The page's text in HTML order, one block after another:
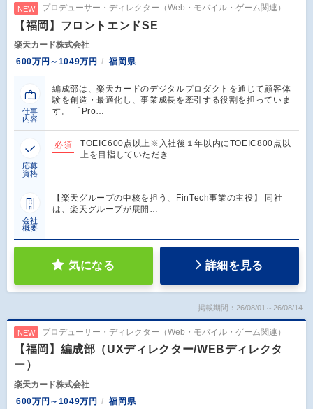
NEW プロデューサー・ディレクター（Web・モバイル・ゲーム関連）
【福岡】フロントエンドSE
楽天カード株式会社
600万円～1049万円
福岡県
仕事
内容
編成部は、楽天カードのデジタルプロダクトを通じて顧客体
験を創造・最適化し、事業成長を牽引する役割を担っていま
す。 「Pro…
応募
資格
必須
TOEIC600点以上※入社後１年以内にTOEIC800点以
上を目指していただき…
会社
概要
【楽天グループの中核を担う、FinTech事業の主役】 同社
は、楽天グループが展開…
気になる 詳細を見る
掲載期間：26/08/01～26/08/14
NEW プロデューサー・ディレクター（Web・モバイル・ゲーム関連）
【福岡】編成部（UXディレクター/WEBディレクタ
ー）
楽天カード株式会社
600万円～1049万円
福岡県